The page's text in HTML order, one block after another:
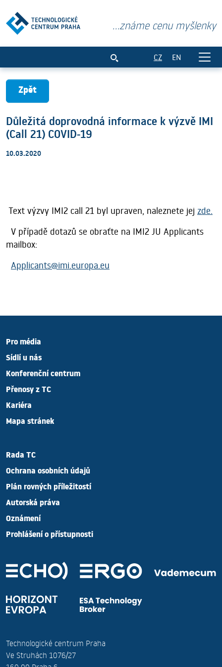
...známe cenu myšlenky
CZ EN
Zpět
Důležitá doprovodná informace k výzvě IMI
(Call 21) COVID-19
10.03.2020
Text výzvy IMI2 call 21 byl upraven, naleznete jej zde.
V případě dotazů se obraťte na IMI2 JU Applicants
mailbox:
Applicants@imi.europa.eu
Pro média
Sídlí u nás
Konferenční centrum
Přenosy z TC
Kariéra
Mapa stránek
Rada TC
Ochrana osobních údajů
Plán rovných příležitostí
Autorská práva
Oznámení
Prohlášení o přístupnosti
Technologické centrum Praha
Ve Struhách 1076/27